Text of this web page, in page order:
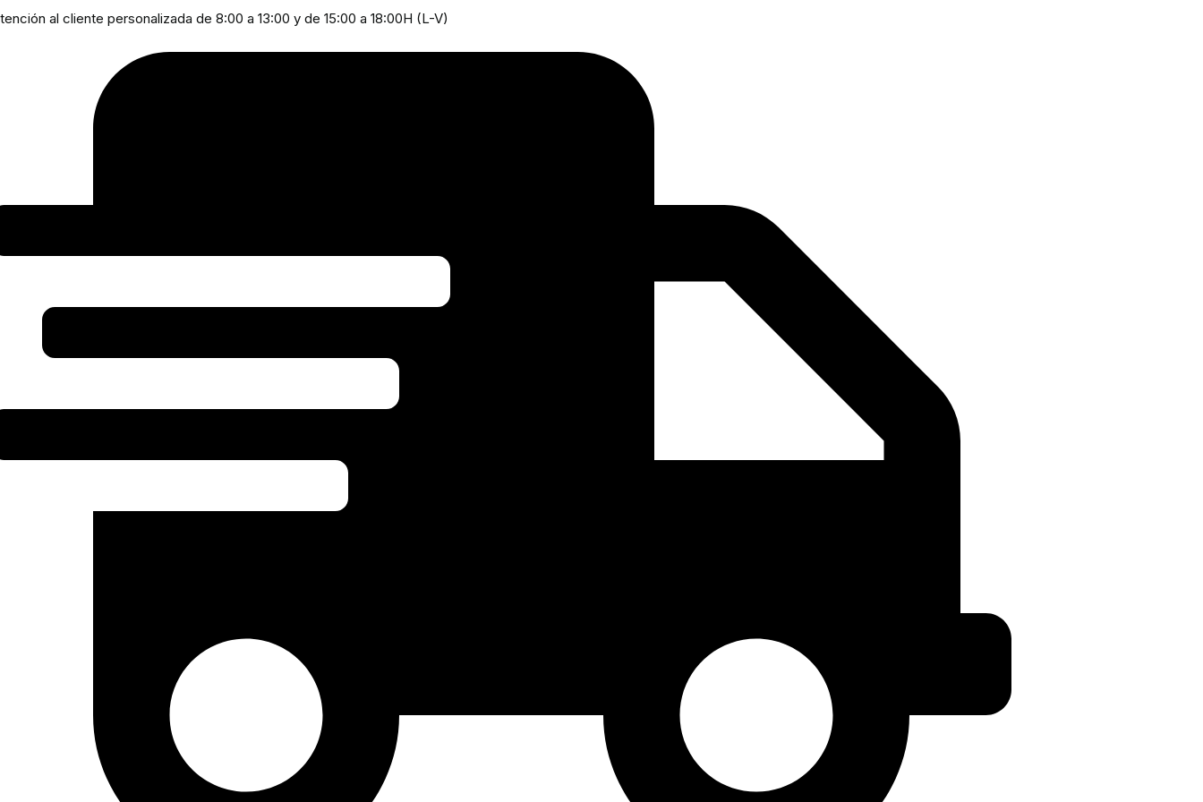
al cliente personalizada de 8:00 a 13:00 y de 15:00 a 18:00H (L-V)